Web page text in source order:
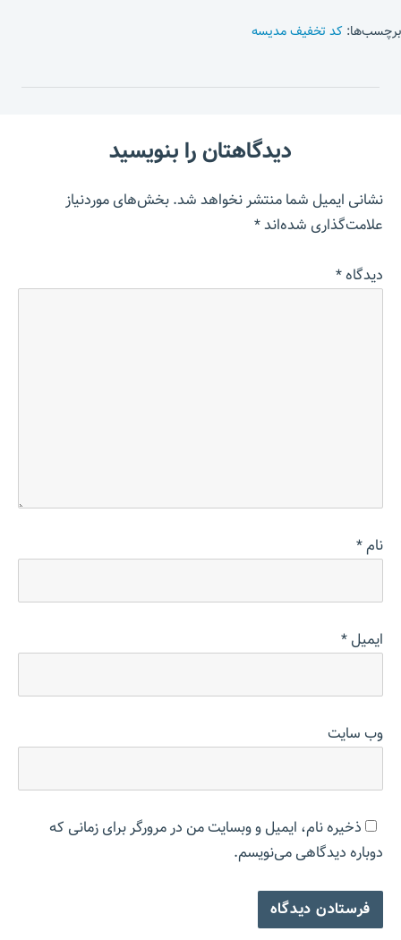
برچسب‌ها: کد تخفیف مدیسه
دیدگاهتان را بنویسید
نشانی ایمیل شما منتشر نخواهد شد.بخش‌های موردنیاز
علامت‌گذاری شده‌اند*
دیدگاه*
نام*
ایمیل*
وب‌ سایت
ذخیره نام، ایمیل و وبسایت من در مرورگر برای زمانی که
دوباره دیدگاهی می‌نویسم.